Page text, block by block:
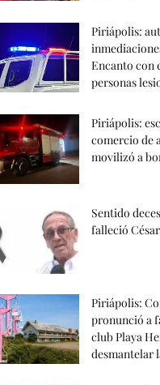
Piriápolis:
Encanto con
personas
Piriápolis:
comercio de
movilizó a
Sentido
falleció
Piriápolis:
pronunció a
club Playa
desmantelar